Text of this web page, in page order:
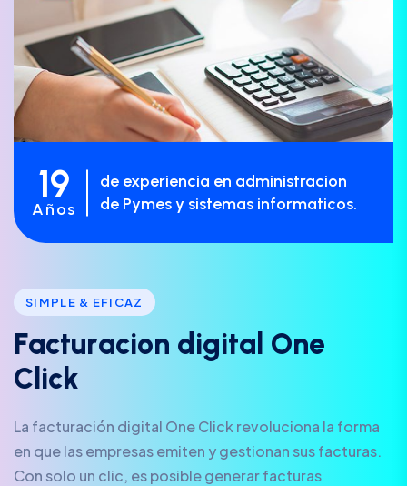
19
Años
de experiencia en administracion
de Pymes y sistemas informaticos.
SIMPLE & EFICAZ
Facturacion d igita One
C ick
La facturación digital One Click revoluciona la forma
en que las empresas emiten y gestionan sus facturas.
Con solo un clic, es posible generar facturas